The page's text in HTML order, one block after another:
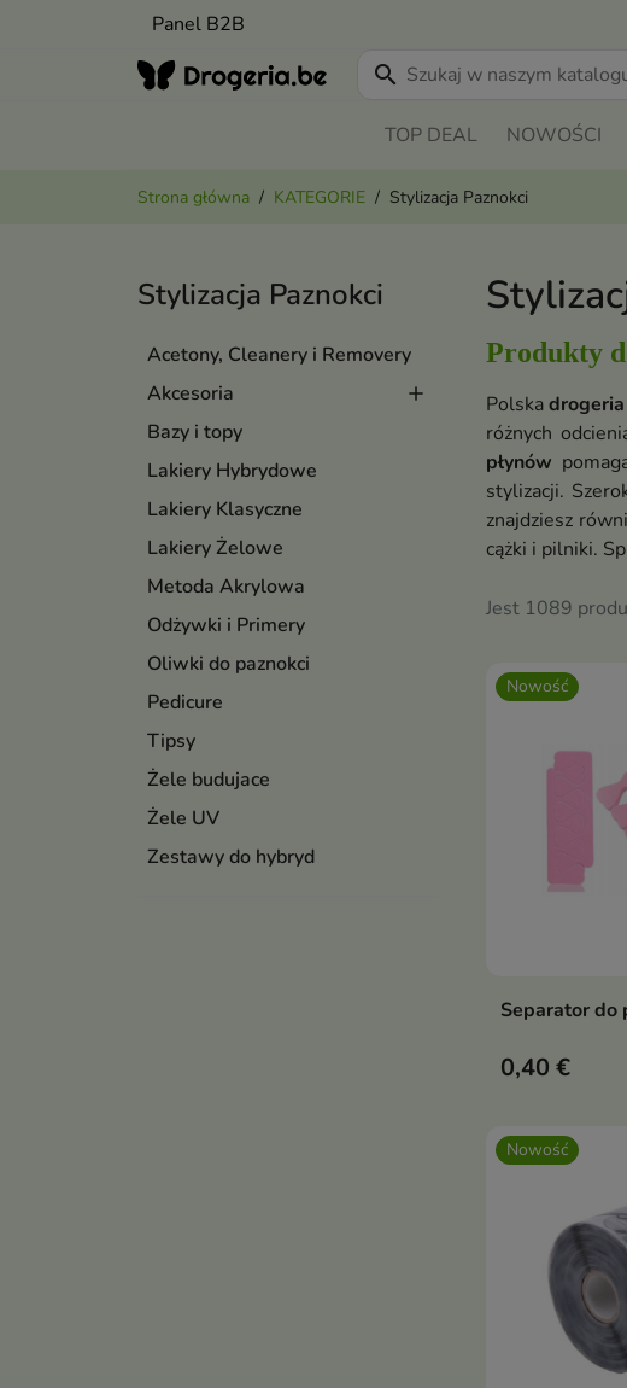
Panel B2B
search
TOP DEAL NOWOŚCI
Strona główna KATEGORIE Stylizacja Paznokci
Stylizacja Paznokci
Acetony, Cleanery i Removery
Akcesoria
Bazy i topy
Lakiery Hybrydowe
Lakiery Klasyczne
Lakiery Żelowe
Metoda Akrylowa
Odżywki i Primery
Oliwki do paznokci
Pedicure
Tipsy
Żele budujace
Żele UV
Zestawy do hybryd
Produkty
Polskadrogeria
różnych
płynów
stylizacji.
znajdziesz
cążki i pilniki.
Jest 1089
Nowość

Separator do
0,40 €
Nowość